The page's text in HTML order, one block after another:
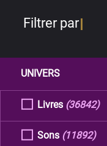
Filtrer par
UNIVERS
Livres (36842)
Sons (11892)